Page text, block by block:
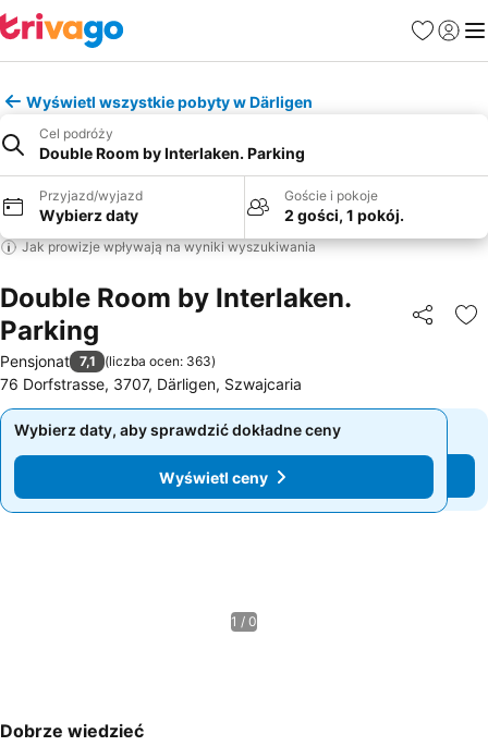
Ulubione
Wyświetl wszystkie pobyty w Därligen
Cel podróży
Double Room by Interlaken. Parking
Przyjazd/wyjazd
Wybierz daty
Goście i pokoje
2 gości, 1 pokój.
Jak prowizje wpływają na wyniki wyszukiwania
Double Room by Interlaken.
Parking
Pensjonat 7,1 (liczba ocen: 363)
76 Dorfstrasse, 3707, Därligen, Szwajcaria
Wybierz daty, aby sprawdzić dokładne ceny
Wyświetl ceny
Wybierz daty, aby sprawdzić dokładne ceny
Wyświetl ceny
1 / 0
Dobrze wiedzieć